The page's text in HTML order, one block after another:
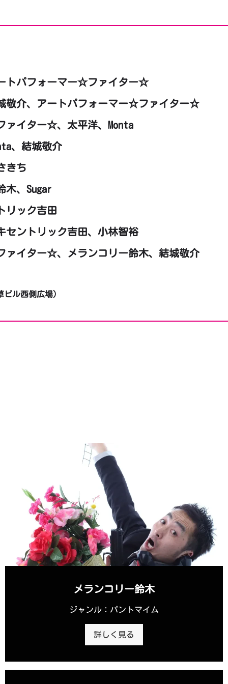
パフォーマー☆ファイター☆
介、アートパフォーマー☆ファイター☆
イター☆、太平洋、Monta
、結城敬介
きち
木、Sugar
リック吉田
キセントリック吉田、小林智裕
イター☆、メランコリー鈴木、結城敬介
ル西側広場）
メランコリー鈴木
ジャンル：パントマイム
詳しく見る